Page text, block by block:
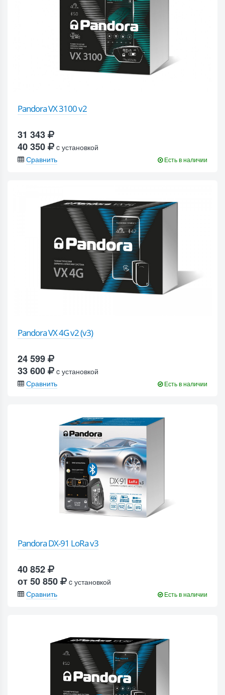
Pandora VX 3100 v2
31 343
40 350
c установкой
Сравнить
Есть в наличии
Pandora VX 4G v2 (v3)
24 599
33 600
c установкой
Сравнить
Есть в наличии
Pandora DX-91 LoRa v3
40 852
от 50 850
c установкой
Сравнить
Есть в наличии